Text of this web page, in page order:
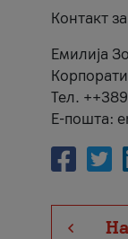
Контакт
Емилија
Тел.
Е-пошта: